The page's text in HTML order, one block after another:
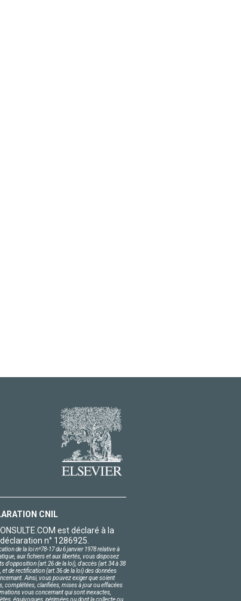
CNIL
est déclaré à la
déclaration n° 1286925.
de la loi nº78-17 du 6 janvier 1978 relative à
aux fichiers et aux libertés, vous disposez
d'opposition (art.26 de la loi), d'accès (art.34 à 38
et de rectification (art.36 de la loi) des données
Ainsi, vous pouvez exiger que soient
complétées, clarifiées, mises à jour ou effacées
vous concernant qui sont inexactes,
équivoques, périmées ou dont la collecte ou